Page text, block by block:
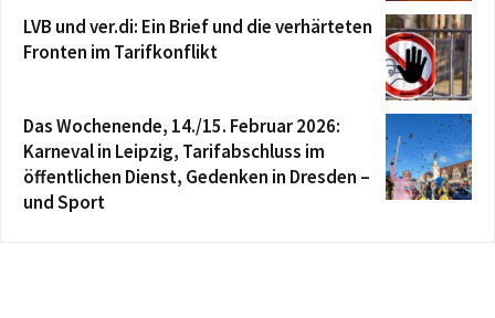
LVB und ver.di: Ein Brief und die verhärteten
Fronten im Tarifkonflikt
Das Wochenende, 14./15. Februar 2026:
Karneval in Leipzig, Tarifabschluss im
öffentlichen Dienst, Gedenken in Dresden –
und Sport